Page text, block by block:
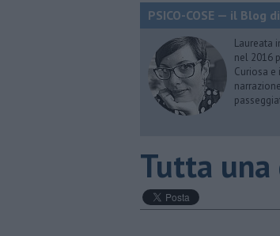
PSICO-COSE — il Blog
Laureata
nel 2016
Curiosa
​Tutta